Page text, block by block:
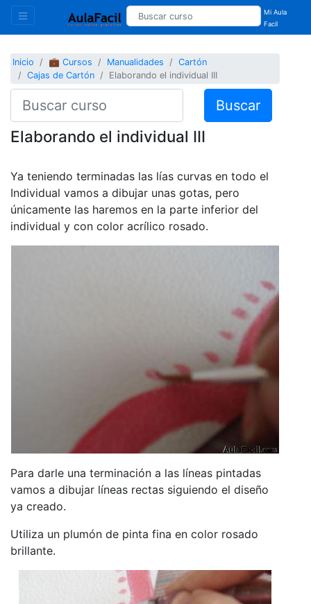
Mi Aula
Facil
Inicio 💼 Cursos Manualidades
Cartón
Cajas de Cartón
Elaborando el individual III
Buscar
Elaborando el individual III
Ya teniendo terminadas las lías curvas en todo el
Individual vamos a dibujar unas gotas, pero
únicamente las haremos en la parte inferior del
individual y con color acrílico rosado.
Para darle una terminación a las líneas pintadas
vamos a dibujar líneas rectas siguiendo el diseño
ya creado.
Utiliza un plumón de pinta fina en color rosado
brillante.